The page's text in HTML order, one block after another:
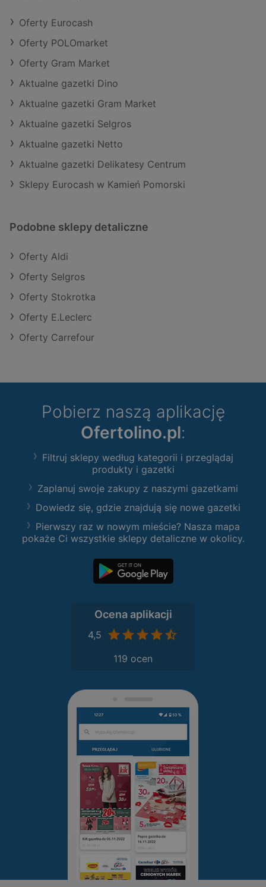
Oferty Eurocash
Oferty POLOmarket
Oferty Gram Market
Aktualne gazetki Dino
Aktualne gazetki Gram Market
Aktualne gazetki Selgros
Aktualne gazetki Netto
Aktualne gazetki Delikatesy Centrum
Sklepy Eurocash w Kamień Pomorski
Podobne sklepy detaliczne
Oferty Aldi
Oferty Selgros
Oferty Stokrotka
Oferty E.Leclerc
Oferty Carrefour
Pobierz naszą aplikację
Ofertolino.pl:
Filtruj sklepy według kategorii i przeglądaj
produkty i gazetki
Zaplanuj swoje zakupy z naszymi gazetkami
Dowiedz się, gdzie znajdują się nowe gazetki
Pierwszy raz w nowym mieście? Nasza mapa
pokaże Ci wszystkie sklepy detaliczne w okolicy.
Ocena aplikacji
4,5
119 ocen